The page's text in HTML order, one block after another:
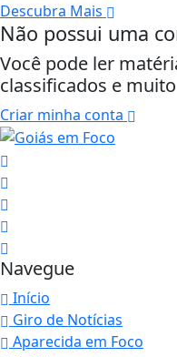
Descubra Mais
Não possui uma
Você pode ler
classificados e
Criar minha conta
Navegue
Início
Giro de Notícias
Aparecida em Foco